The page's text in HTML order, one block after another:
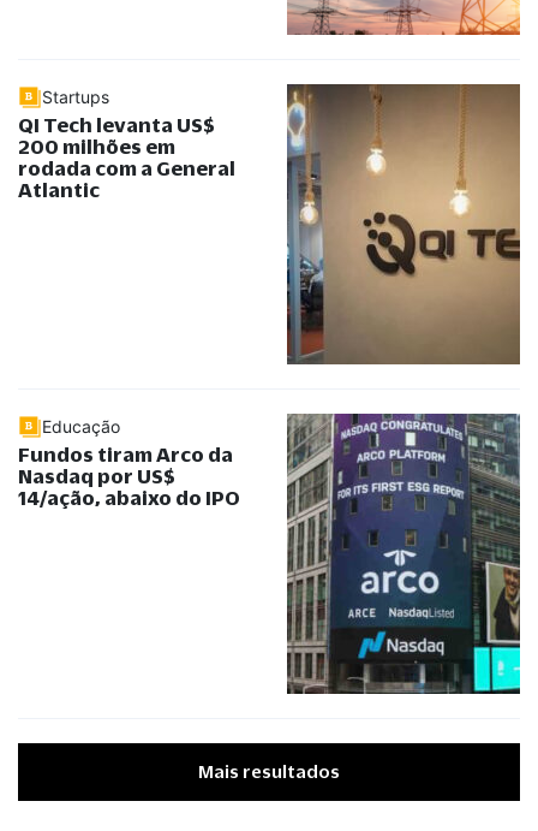
Startups
QI Tech levanta US$
200 milhões em
rodada com a General
Atlantic
Educação
Fundos tiram Arco da
Nasdaq por US$
14/ação, abaixo do IPO
Mais resultados